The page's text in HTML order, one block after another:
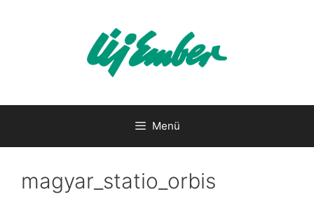
Menü
magyar_statio_orbis